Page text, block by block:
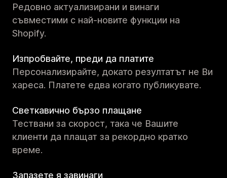
Редовно актуализирани и винаги
съвместими с най-новите функции на
Shopify.
Изпробвайте, преди да платите
Персонализирайте, докато резултатът не Ви
хареса. Платете едва когато публикувате.
Светкавично бързо плащане
Тествани за скорост, така че Вашите
клиенти да плащат за рекордно кратко
време.
Запазете я завинаги